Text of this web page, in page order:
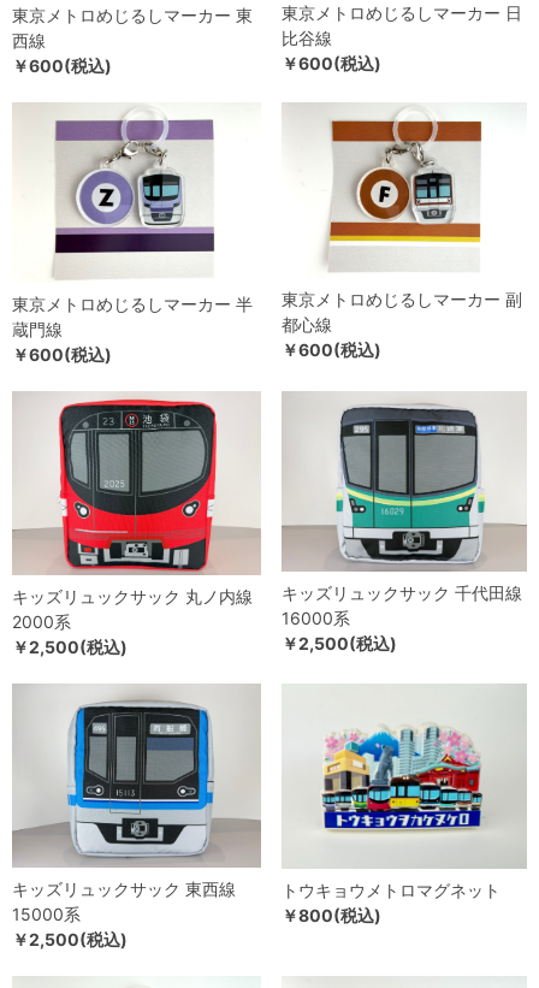
東京メトロめじるしマーカー 東
西線
￥600(税込)
東京メトロめじるしマーカー 日
比谷線
￥600(税込)
東京メトロめじるしマーカー 半
蔵門線
￥600(税込)
東京メトロめじるしマーカー 副
都心線
￥600(税込)
キッズリュックサック 丸ノ内線
2000系
￥2,500(税込)
キッズリュックサック 千代田線
16000系
￥2,500(税込)
キッズリュックサック 東西線
15000系
￥2,500(税込)
トウキョウメトロマグネット
￥800(税込)